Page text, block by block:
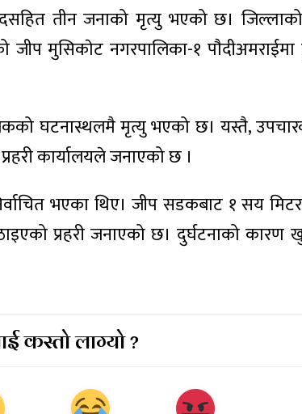
तीन जनाको मृत्यु भएको छ।
मुसिकाेट नगरपालिका-१ पाैदीअमराईमा
घटनास्थलमै मृत्यु भएको छ। यस्तै,
कार्यालयले जनाएको छ ।
भएका थिए। जीप सडकबाट १ सय
प्रहरी जनाएको छ। दुर्घटनाको कारण
कस्तो लाग्यो ?